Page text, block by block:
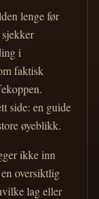
lenge før
i
faktisk
side: en guide
øyeblikk.
ikke inn
oversiktlig
lag eller